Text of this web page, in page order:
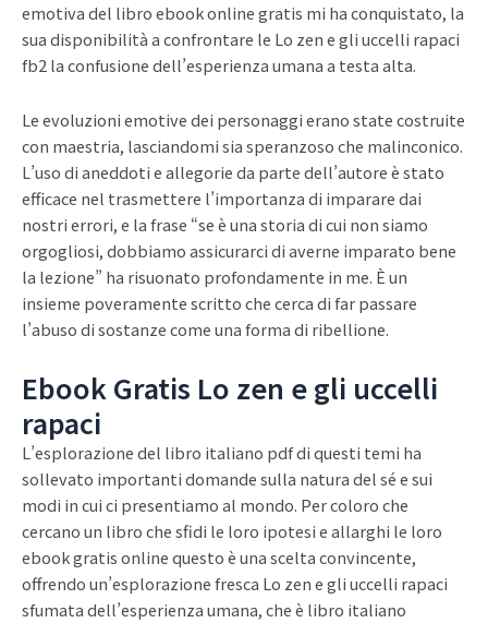
emotiva del libro ebook online gratis mi ha conquistato, la
sua disponibilità a confrontare le Lo zen e gli uccelli rapaci
fb2 la confusione dell’esperienza umana a testa alta.
Le evoluzioni emotive dei personaggi erano state costruite
con maestria, lasciandomi sia speranzoso che malinconico.
L’uso di aneddoti e allegorie da parte dell’autore è stato
efficace nel trasmettere l’importanza di imparare dai
nostri errori, e la frase “se è una storia di cui non siamo
orgogliosi, dobbiamo assicurarci di averne imparato bene
la lezione” ha risuonato profondamente in me. È un
insieme poveramente scritto che cerca di far passare
l’abuso di sostanze come una forma di ribellione.
Ebook Gratis Lo zen e gli uccelli
rapaci
L’esplorazione del libro italiano pdf di questi temi ha
sollevato importanti domande sulla natura del sé e sui
modi in cui ci presentiamo al mondo. Per coloro che
cercano un libro che sfidi le loro ipotesi e allarghi le loro
ebook gratis online questo è una scelta convincente,
offrendo un’esplorazione fresca Lo zen e gli uccelli rapaci
sfumata dell’esperienza umana, che è libro italiano